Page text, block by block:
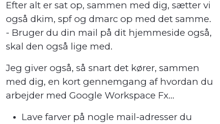
Efter alt er sat op, sammen med dig, sætter vi
også dkim, spf og dmarc op med det samme.
- Bruger du din mail på dit hjemmeside også,
skal den også lige med.
Jeg giver også, så snart det kører, sammen
med dig, en kort gennemgang af hvordan du
arbejder med Google Workspace Fx...
Lave farver på nogle mail-adresser du